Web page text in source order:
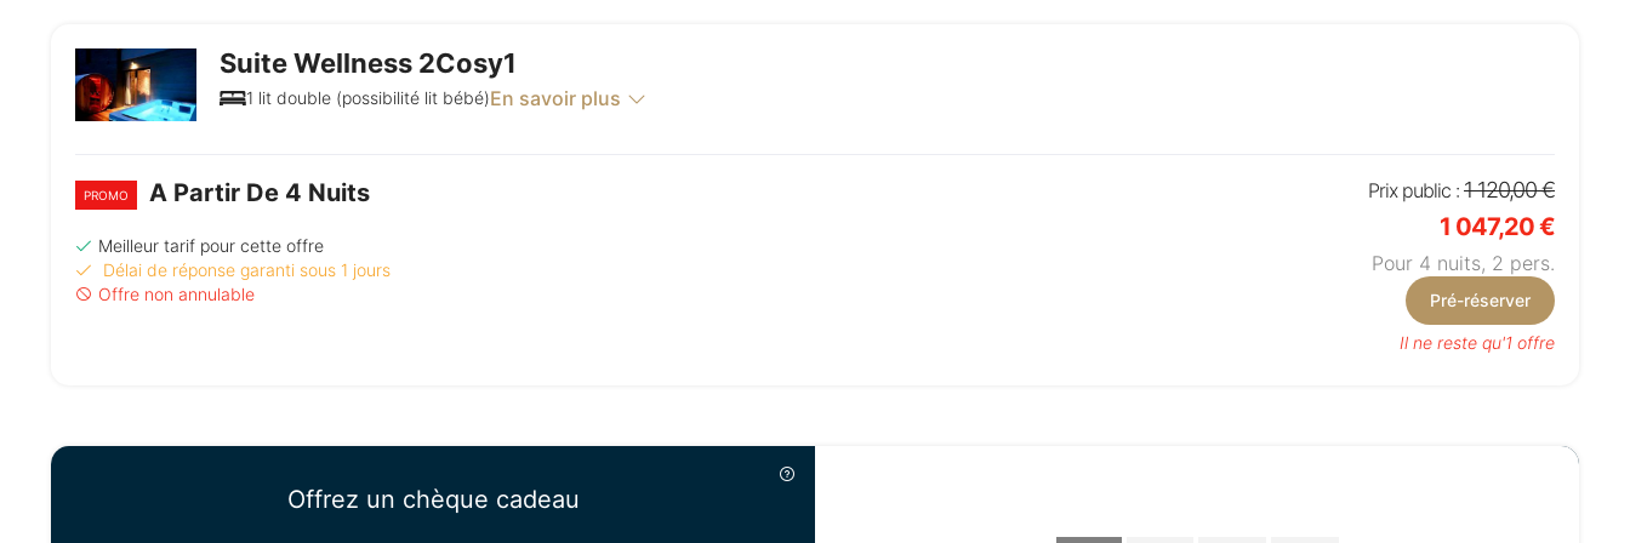
Suite Wellness 2Cosy1
1 lit double (possibilité lit bébé)En savoir plus
PROMO A Partir De 4 Nuits
Meilleur tarif pour cette offre
Délai de réponse garanti sous 1 jours
Offre non annulable
Prix public : 1 120,00 €
1 047,20 €
Pour 4 nuits, 2 pers.
Pré-réserver
Il ne reste qu'1 offre
Offrez un chèque cadeau